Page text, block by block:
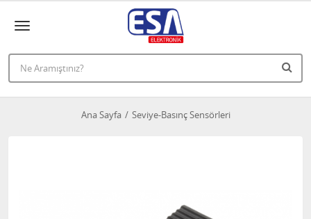
Ana Sayfa Seviye-Basınç Sensörleri